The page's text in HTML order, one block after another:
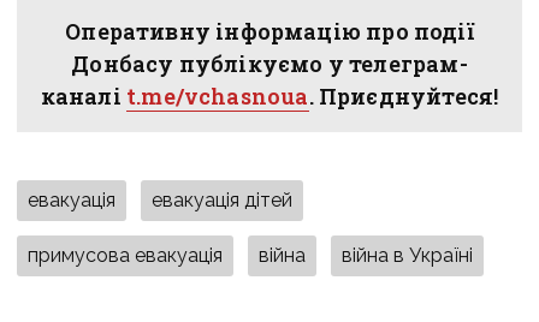
Оперативну інформацію про події
Донбасу публікуємо у телеграм-
каналі t.me/vchasnoua. Приєднуйтеся!
евакуація евакуація дітей
примусова евакуація війна війна в Україні